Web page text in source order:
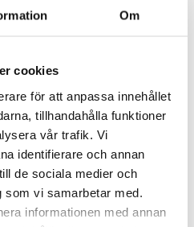
Om
cookies
för att anpassa innehållet
tillhandahålla funktioner
vår trafik. Vi
identifierare och annan
de sociala medier och
vi samarbetar med.
informationen med annan
antava föönausvoide ghd
kanssa maksimoidaksesi volyymin,
Copolymer, Parfum,
Benzyl Alcohol, Citric Acid,
1,2-hexanediol, Caprylyl Glycol,
1 Trideceth-6, Tocopheryl Acetate,
Xylitol, Caprylyl/Capryl
Oil, Sorbitan Oleate, Ethyl
isomethyl Ionone, Hexyl
Citronellol, Benzalkonium